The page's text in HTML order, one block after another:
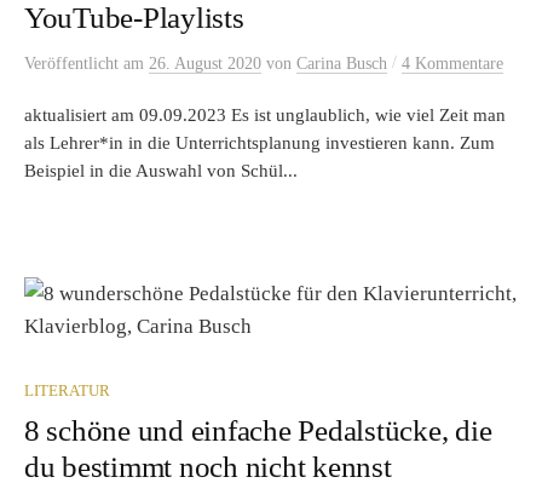
YouTube-Playlists
Veröffentlicht am 26. August 2020 von Carina Busch / 4 Kommentare
aktualisiert am 09.09.2023 Es ist unglaublich, wie viel Zeit man
als Lehrer*in in die Unterrichtsplanung investieren kann. Zum
Beispiel in die Auswahl von Schül...
LITERATUR
8 schöne und einfache Pedalstücke, die
du bestimmt noch nicht kennst